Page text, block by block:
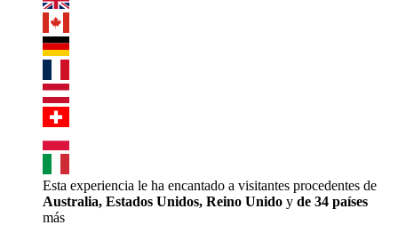
Esta experiencia le ha encantado a visitantes procedentes de
Australia, Estados Unidos, Reino Unido y de 34 países
más